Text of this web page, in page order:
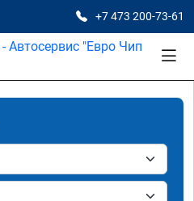
+7 473 200-73-61